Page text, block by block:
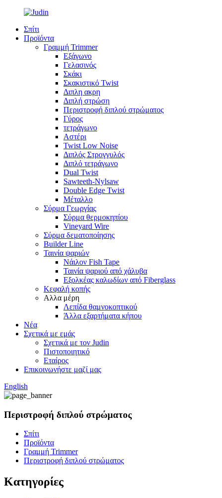
Σπίτι
Προϊόντα
Γραμμή Trimmer
Εξάγωνο
Γελασινός
Σκάκι
Σκακιστικό Twist
Διπλη ακρη
Διπλή στρώση
Περιστροφή διπλού στρώματος
Γύρος
τετράγωνο
Αστέρι
Twist Low Noise
Διπλός Στρογγυλός
Διπλό τετράγωνο
Dual Twist
Sawteeth-Nylsaw
Double Edge Twist
Μέταλλο
Σύρμα Γεωργίας
Σύρμα θερμοκηπίου
Vineyard Wire
Σύρμα δεματοποίησης
Builder Line
Ταινία ψαριών
Νάιλον Fish Tape
Ταινία ψαριού από χάλυβα
Εξολκέας καλωδίων από Fiberglass
Κεφαλή κοπής
Αλλα μέρη
Λεπίδα θαμνοκοπτικού
Άλλα εξαρτήματα κήπου
Νέα
Σχετικά με εμάς
Σχετικά με τον Judin
Πιστοποιητικό
Εταίρος
Επικοινωνήστε μαζί μας
English
Περιστροφή διπλού στρώματος
Σπίτι
Προϊόντα
Γραμμή Trimmer
Περιστροφή διπλού στρώματος
Κατηγορίες